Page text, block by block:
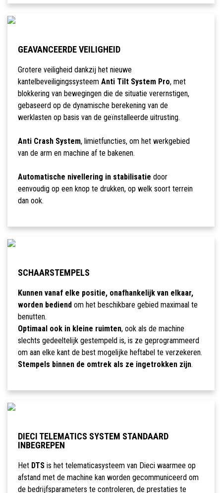
GEAVANCEERDE VEILIGHEID
Grotere veiligheid dankzij het nieuwe
kantelbeveiligingssysteem Anti Tilt System Pro, met
blokkering van bewegingen die de situatie verernstigen,
gebaseerd op de dynamische berekening van de
werklasten op basis van de geïnstalleerde uitrusting.
Anti Crash System, limietfuncties, om het werkgebied
van de arm en machine af te bakenen.
Automatische nivellering in stabilisatie door
eenvoudig op een knop te drukken, op welk soort terrein
dan ook.
SCHAARSTEMPELS
Kunnen vanaf elke positie, onafhankelijk van elkaar,
worden bediend om het beschikbare gebied maximaal te
benutten.
Optimaal ook in kleine ruimten, ook als de machine
slechts gedeeltelijk gestempeld is, is ze geprogrammeerd
om aan elke kant de best mogelijke heftabel te verzekeren.
Stempels binnen de omtrek als ze ingetrokken zijn.
DIECI TELEMATICS SYSTEM STANDAARD
INBEGREPEN
Het DTSis het telematicasysteem van Dieci waarmee op
afstand met de machine kan worden gecommuniceerd om
de bedrijfsparameters te controleren, de prestaties te